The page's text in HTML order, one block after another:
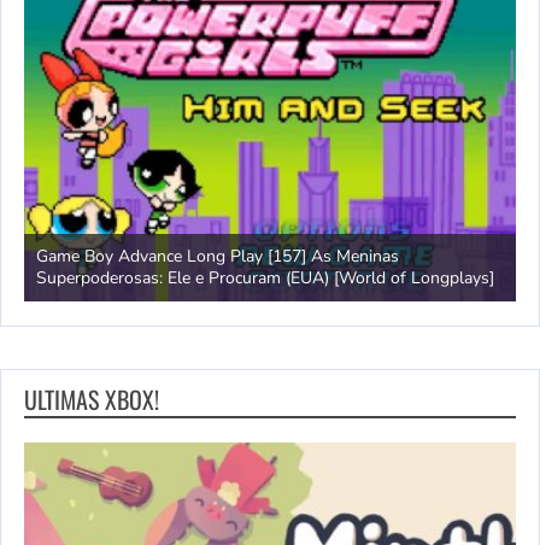
Game Boy Advance Long Play [157] As Meninas
Superpoderosas: Ele e Procuram (EUA) [World of Longplays]
ULTIMAS XBOX!